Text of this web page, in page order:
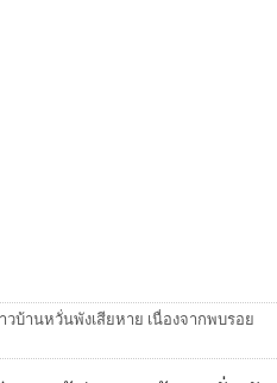
บ้านหวั่นพังเสียหาย เนื่องจากพบรอย